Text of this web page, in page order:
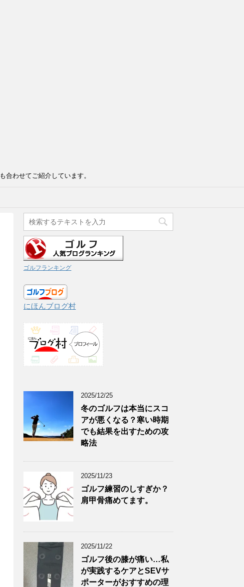
わせてご紹介しています。
ゴルフランキング
にほんブログ村
2025/12/25
冬のゴルフは本当にスコ
アが悪くなる？寒い時期
でも結果を出すための攻
略法
2025/11/23
ゴルフ練習のしすぎか？
肩甲骨痛めてます。
2025/11/22
ゴルフ後の膝が痛い…私
が実践するケアとSEVサ
ポーターがおすすめの理